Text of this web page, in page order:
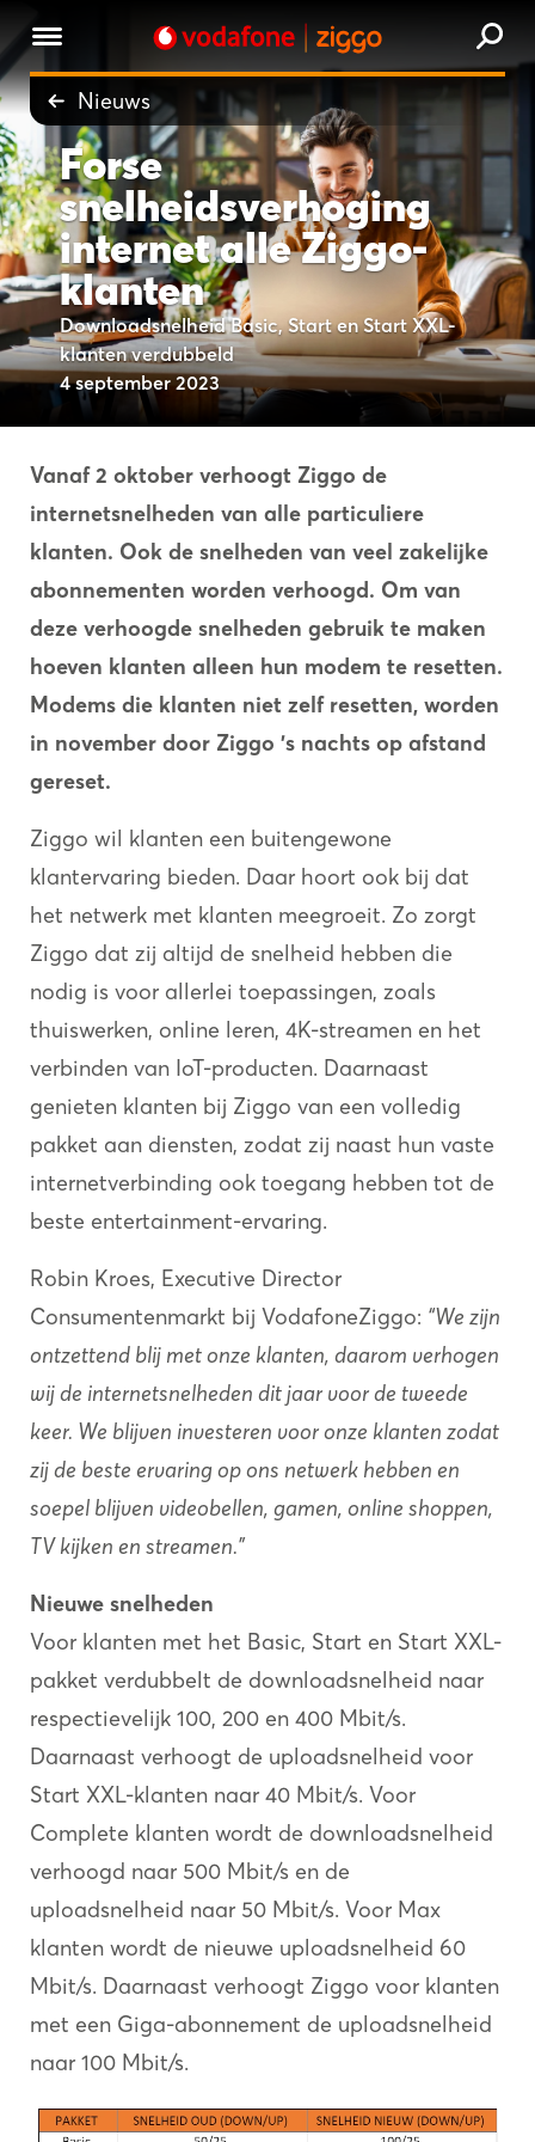
Nieuws
Forse
snelheidsverhoging
internet alle Ziggo-
klanten
Downloadsnelheid Basic, Start en Start XXL-
klanten verdubbeld
4 september 2023
Vanaf 2 oktober verhoogt Ziggo de
internetsnelheden van alle particuliere
klanten. Ook de snelheden van veel zakelijke
abonnementen worden verhoogd. Om van
deze verhoogde snelheden gebruik te maken
hoeven klanten alleen hun modem te resetten.
Modems die klanten niet zelf resetten, worden
in november door Ziggo 's nachts op afstand
gereset.
Ziggo wil klanten een buitengewone
klantervaring bieden. Daar hoort ook bij dat
het netwerk met klanten meegroeit. Zo zorgt
Ziggo dat zij altijd de snelheid hebben die
nodig is voor allerlei toepassingen, zoals
thuiswerken, online leren, 4K-streamen en het
verbinden van IoT-producten. Daarnaast
genieten klanten bij Ziggo van een volledig
pakket aan diensten, zodat zij naast hun vaste
internetverbinding ook toegang hebben tot de
beste entertainment-ervaring.
Robin Kroes, Executive Director
Consumentenmarkt bij VodafoneZiggo: “We zijn
ontzettend blij met onze klanten, daarom verhogen
wij de internetsnelheden dit jaar voor de tweede
keer. We blijven investeren voor onze klanten zodat
zij de beste ervaring op ons netwerk hebben en
soepel blijven videobellen, gamen, online shoppen,
TV kijken en streamen.”
Nieuwe snelheden
Voor klanten met het Basic, Start en Start XXL-
pakket verdubbelt de downloadsnelheid naar
respectievelijk 100, 200 en 400 Mbit/s.
Daarnaast verhoogt de uploadsnelheid voor
Start XXL-klanten naar 40 Mbit/s. Voor
Complete klanten wordt de downloadsnelheid
verhoogd naar 500 Mbit/s en de
uploadsnelheid naar 50 Mbit/s. Voor Max
klanten wordt de nieuwe uploadsnelheid 60
Mbit/s. Daarnaast verhoogt Ziggo voor klanten
met een Giga-abonnement de uploadsnelheid
naar 100 Mbit/s.